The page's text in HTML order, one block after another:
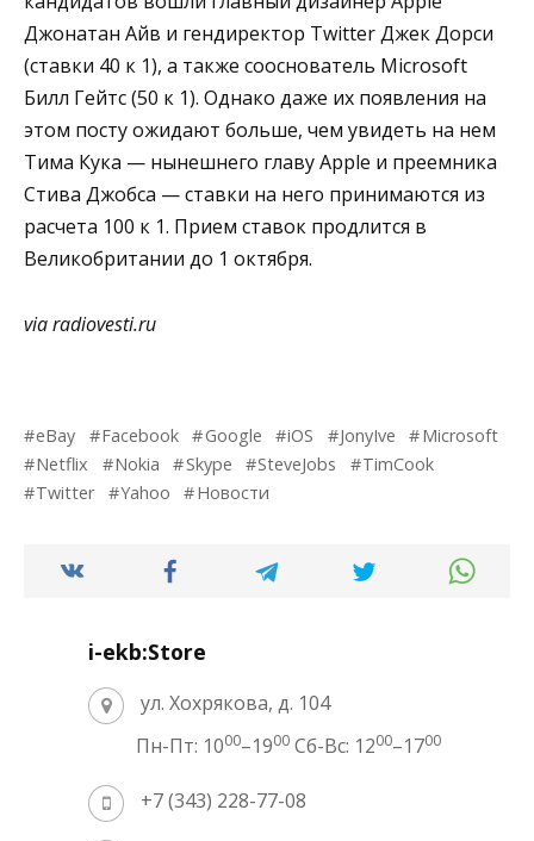
Джонатан Айв и гендиректор Twitter Джек Дорси
(ставки 40 к 1), а также сооснователь Microsoft
Билл Гейтс (50 к 1). Однако даже их появления на
этом посту ожидают больше, чем увидеть на нем
Тима Кука — нынешнего главу Apple и преемника
Стива Джобса — ставки на него принимаются из
расчета 100 к 1. Прием ставок продлится в
Великобритании до 1 октября.
via radiovesti.ru
eBay Facebook Google iOS JonyIve
Microsoft
Netflix
Nokia Skype SteveJobs
TimCook
Twitter
Yahoo Новости
i-ekb:Store
ул. Хохрякова, д. 104
Пн-Пт: 1000–1900 Сб-Вс: 1200–1700
+7 (343) 228-77-08